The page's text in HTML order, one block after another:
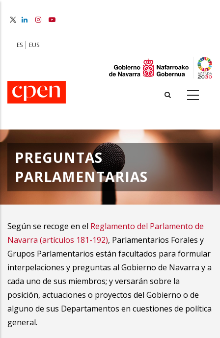
content
ES EUS
PREGUNTAS
PARLAMENTARIAS
Según se recoge en el Reglamento del Parlamento de
Navarra (artículos 181-192), Parlamentarios Forales y
Grupos Parlamentarios están facultados para formular
interpelaciones y preguntas al Gobierno de Navarra y a
cada uno de sus miembros; y versarán sobre la
posición, actuaciones o proyectos del Gobierno o de
alguno de sus Departamentos en cuestiones de política
general.